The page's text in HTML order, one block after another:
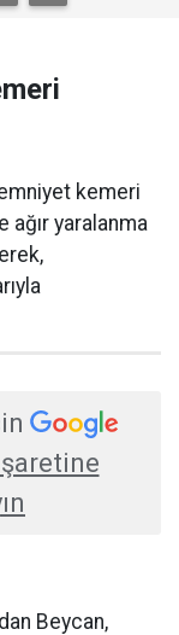
kemeri
ağır yaralanma
Beycan,